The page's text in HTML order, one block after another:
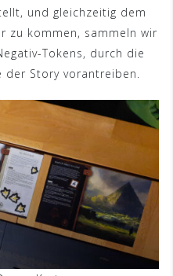
und gleichzeitig dem
zu kommen, sammeln wir
Tokens, durch die
Story vorantreiben.